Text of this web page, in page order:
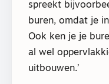
spreekt
buren, omdat je
Ook ken je je
al wel
uitbouwen.’